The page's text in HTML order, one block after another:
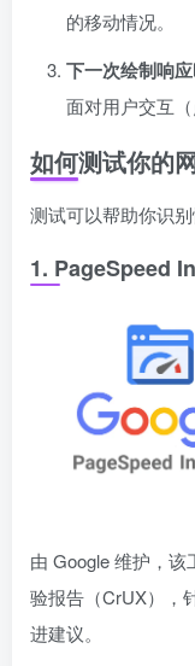
的移动情况。
下一次绘制响应
面对用户交互
如何测试你的
测试可以帮助你识
1. PageSpeed
由 Google 维护，
验报告（CrUX），
进建议。